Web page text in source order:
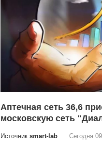
Аптечная сеть 36,6
московскую сеть
Источник smart-lab Сегодня